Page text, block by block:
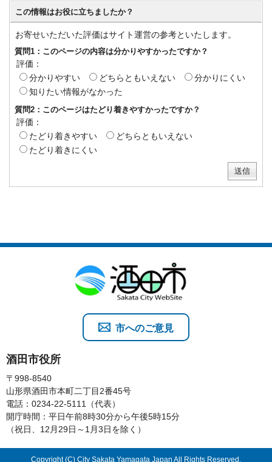
この情報はお役に立ちましたか？
お寄せいただいた評価はサイト運営の参考といたします。
質問1：このページの内容は分かりやすかったですか？
評価：
分かりやすい
どちらともいえない
分かりにくい
知りたい情報がなかった
質問2：このページはたどり着きやすかったですか？
評価：
たどり着きやすい
どちらともいえない
たどり着きにくい
酒田市役所
〒998-8540
山形県酒田市本町二丁目2番45号
電話：0234-22-5111（代表）
開庁時間：平日午前8時30分から午後5時15分
（祝日、12月29日～1月3日を除く）
市へのご意見
Copyright (C) City Sakata Yamagata Japan All Rights Reserved.